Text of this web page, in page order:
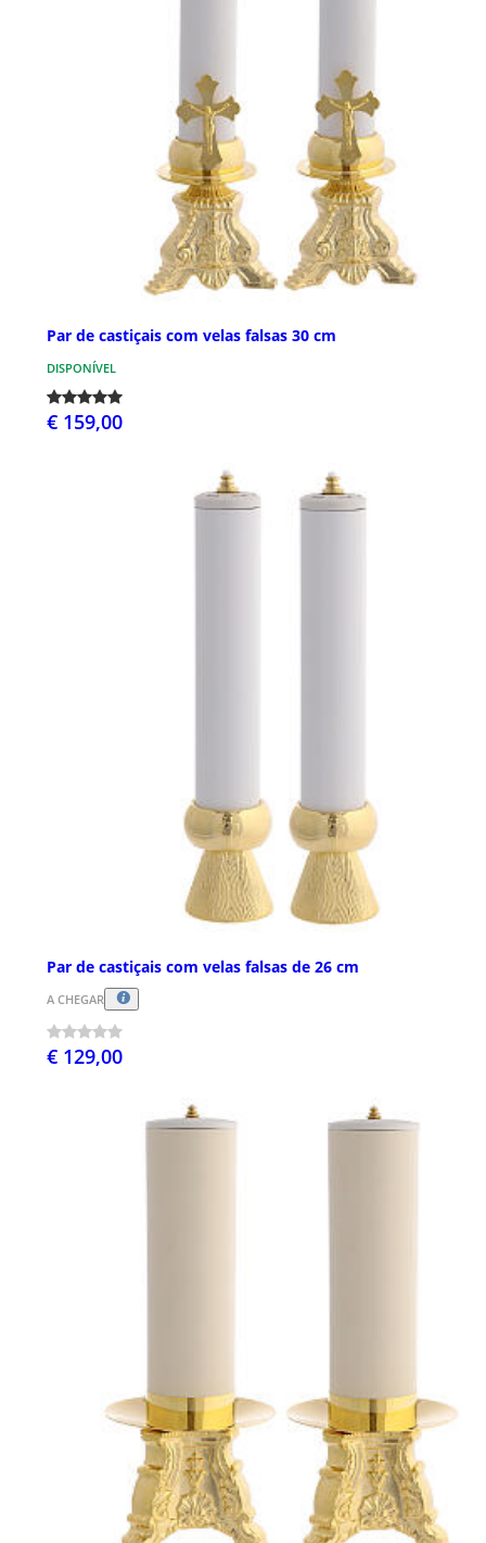
Par de castiçais com velas falsas 30 cm
DISPONÍVEL
€ 159,00
Par de castiçais com velas falsas de 26 cm
A CHEGAR
€ 129,00